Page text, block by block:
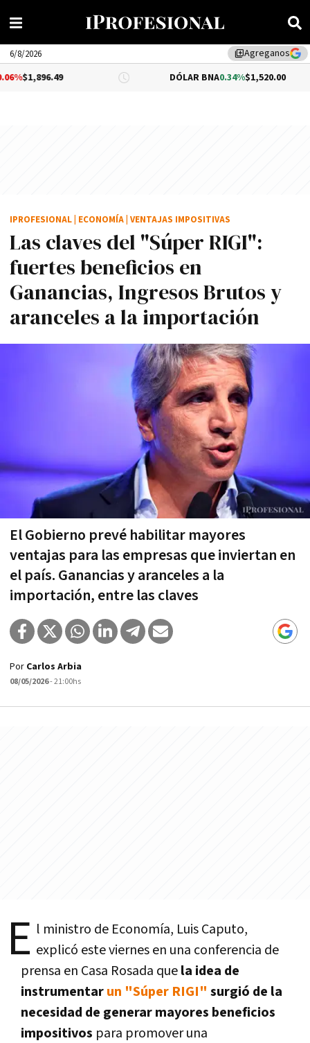
library_addAgreganos
6/8/2026
DÓLAR BNA 0.34%$1,520.00
Las claves del "Súper RIGI":
fuertes beneficios en
Ganancias, Ingresos Brutos y
aranceles a la importación
El Gobierno prevé habilitar mayores
ventajas para las empresas que inviertan en
el país. Ganancias y aranceles a la
importación, entre las claves
IPROFESIONAL ECONOMÍA VENTAJAS IMPOSITIVAS
Por Carlos Arbia
08/05/2026- 21:00hs
E l ministro de Economía, Luis Caputo,
explicó este viernes en una conferencia de
prensa en Casa Rosada quela idea de
instrumentarun "Súper RIGI" surgió de la
necesidad de generar mayores beneficios
impositivos para promover una